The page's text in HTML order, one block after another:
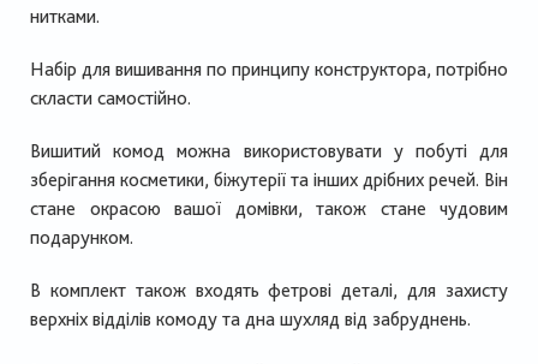
нитками.
Набір для вишивання по принципу конструктора, потрібно
скласти самостійно.
Вишитий комод можна використовувати у побуті для
зберігання косметики, біжутерії та інших дрібних речей. Він
стане окрасою вашої домівки, також стане чудовим
подарунком.
В комплект також входять фетрові деталі, для захисту
верхніх відділів комоду та дна шухляд від забруднень.